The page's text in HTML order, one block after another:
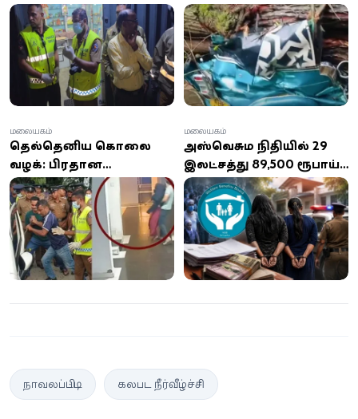
தலைமறைவான
சந்தேகநபர்
பொகவந்தலாவையில்
அதிரடி கைது – நகைகள்
பறிமுதல்
உட்பட மூவர் சம்பவ
இடத்திலேயே பலி
தெல்தெனிய கொலை
வழக்கு: பிரதான
சந்தேகநபருக்கு உதவிய
குண்டசாலை பிரதேச சபை
ஓட்டுநர் கைது
மலையகம்
அஸ்வெசும நிதியில் 29
இலட்சத்து 89,500 ரூபாய்
மோசடி விவகாரம்:
நோர்வூட் பிரதேச
செயலகத்தின் இரு பெண்
அதிகாரிகள் கைது!
மலையகம்
நாவலப்பிட்டி கலபட நீர்வீழ்ச்சி